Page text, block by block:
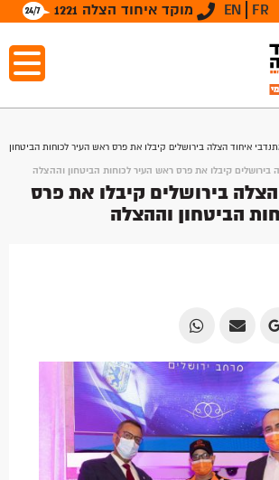
מוקד איחוד הצלה 1221 EN FR
איחוד הצלה בירושלים קיבלו את פרס ראש העיר לכוחות הביטחון
בירושלים קיבלו את פרס ראש העיר לכוחות הביטחון וההצלה
בירושלים קיבלו את פרס
הביטחון וההצלה
Share
on
Google
Plus
Share
by
Email
Share
by
Email